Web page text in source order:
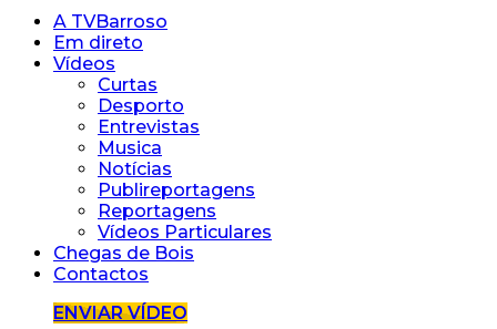
A TVBarroso
Em direto
Vídeos
Curtas
Desporto
Entrevistas
Musica
Notícias
Publireportagens
Reportagens
Vídeos Particulares
Chegas de Bois
Contactos
ENVIAR VÍDEO